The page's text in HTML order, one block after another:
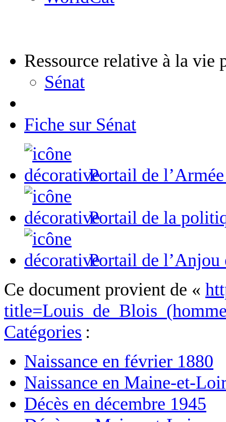
Ressource relative à la vie
Sénat
Fiche sur Sénat
Portail de
Portail de la
Portail de
Ce document provient de «
Catégories :
Naissance en février 1880
Naissance en Maine-et-
Décès en décembre 1945